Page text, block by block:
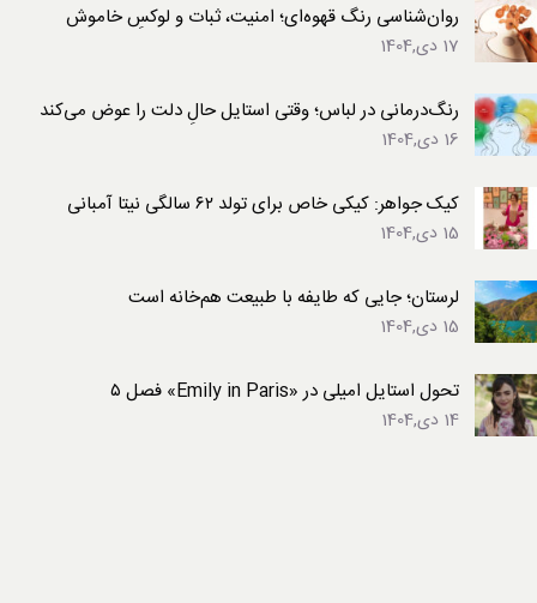
روان‌شناسی رنگ قهوه‌ای؛ امنیت، ثبات و لوکسِ خاموش
17 دی,1404
رنگ‌درمانی در لباس؛ وقتی استایل حالِ دلت را عوض می‌کند
16 دی,1404
کیک جواهر: کیکی خاص برای تولد ۶۲ سالگی نیتا آمبانی
15 دی,1404
لرستان؛ جایی که طایفه با طبیعت هم‌خانه است
15 دی,1404
تحول استایل امیلی در «Emily in Paris» فصل ۵
14 دی,1404